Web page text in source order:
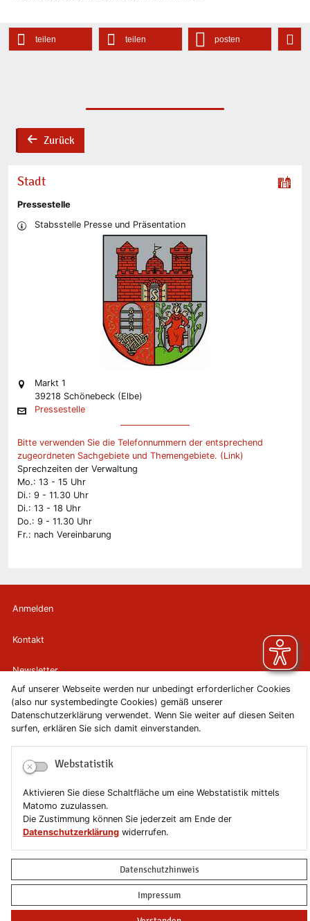
Auf unserer Webseite werden nur unbedingt erforderlicher Cookies
(also nur systembedingte Cookies) gemäß unserer
Datenschutzerklärung verwendet. Wenn Sie weiter auf diesen Seiten
surfen, erklären Sie sich damit einverstanden.
Webstatistik
Aktivieren Sie diese Schaltfläche um eine Webstatistik mittels
Matomo zuzulassen.
Die Zustimmung können Sie jederzeit am Ende der
Datenschutzerklärung widerrufen.
Datenschutzhinweis
Impressum
teilen teilen posten
backZurück
Stadt
Pressestelle
Stabsstelle Presse und Präsentation
Markt 1
39218 Schönebeck (Elbe)
Pressestelle
Bitte verwenden Sie die Telefonnummern der entsprechend
zugeordneten Sachgebiete und Themengebiete. (Link)
Sprechzeiten der Verwaltung
Mo.: 13 - 15 Uhr
Di.: 9 - 11.30 Uhr
Di.: 13 - 18 Uhr
Do.: 9 - 11.30 Uhr
Fr.: nach Vereinbarung
Anmelden
Kontakt
Newsletter
Newsletterabmeldung
Impressum
Datenschutzerklärung
Erklärung zur Barrierefreiheit
Leichte Sprache
Copyright © 2019-2026 Stadt Schönebeck (Elbe)